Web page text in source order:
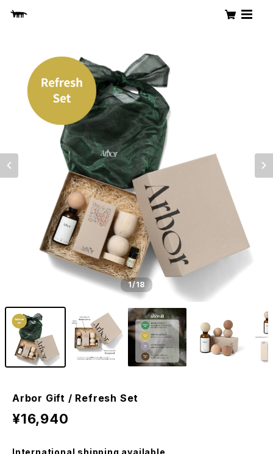
1/18
Arbor Gift / Refresh Set
¥16,940
International shipping available